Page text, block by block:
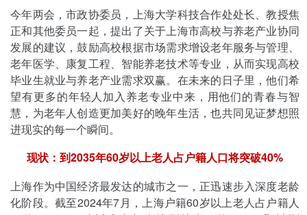
今年两会，市政协委员，上海大学科技合作处处长、教授焦
正和其他委员一起，提出了关于上海市高校与养老产业协同
发展的建议，鼓励高校根据市场需求增设老年服务与管理、
老年医学、康复工程、智能养老技术等专业，从而实现高校
毕业生就业与养老产业需求双赢。在未来的日子里，他们希
望有更多的年轻人加入养老专业中来，用他们的青春与智
慧，为老年人创造更加美好的晚年生活，也共同见证梦想照
进现实的每一个瞬间。
现状：到2035年60岁以上老人占户籍人口将突破40%
上海作为中国经济最发达的城市之一，正迅速步入深度老龄
化阶段。截至2024年7月，上海户籍60岁以上老人占户籍人